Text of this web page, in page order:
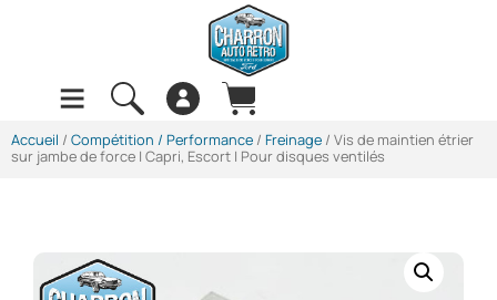
Accueil / Compétition / Performance / Freinage / Vis de maintien étrier
sur jambe de force | Capri, Escort | Pour disques ventilés